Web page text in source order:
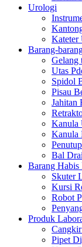
Urologi
Kateter
Barang-
Gelang
Utas
Spidol
Pisau
Jahitan
Kanula
Kanula
Bal
Barang Habis
Skuter
Kursi
Robot
Produk
Pipet